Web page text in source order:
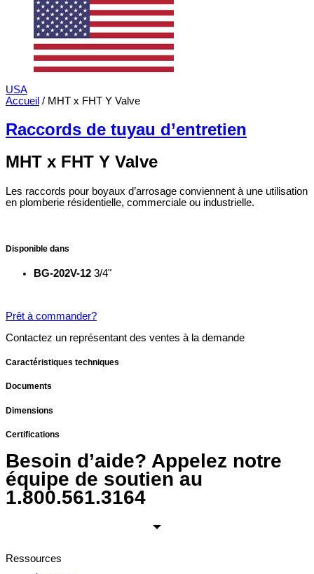
USA
Accueil / MHT x FHT Y Valve
Raccords de tuyau d’entretien
MHT x FHT Y Valve
Les raccords pour boyaux d’arrosage conviennent à une utilisation
en plomberie résidentielle, commerciale ou industrielle.
Disponible dans
BG-202V-12 3/4"
Prêt à commander?
Contactez un représentant des ventes à la demande
Caractéristiques techniques
Documents
Dimensions
Certifications
Besoin d’aide? Appelez notre
équipe de soutien au
1.800.561.3164
Ressources